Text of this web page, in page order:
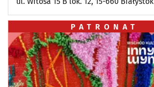
PATRONAT